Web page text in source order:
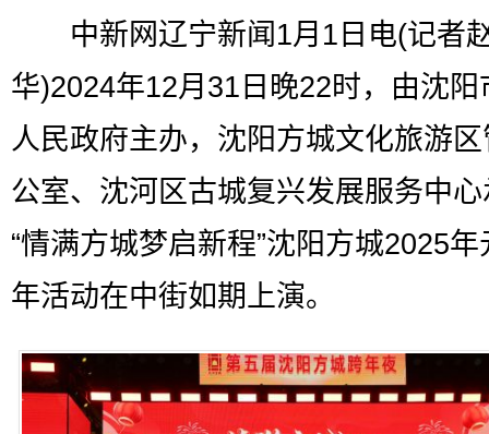
中新网辽宁新闻1月1日电(记者
华)2024年12月31日晚22时，由沈阳
人民政府主办，沈阳方城文化旅游
公室、沈河区古城复兴发展服务中
“情满方城梦启新程”沈阳方城2025
年活动在中街如期上演。